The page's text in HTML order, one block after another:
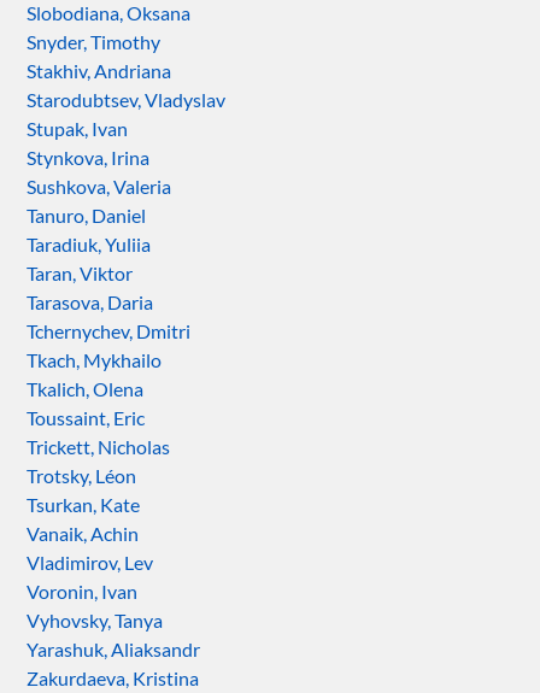
Slobodiana, Oksana
Snyder, Timothy
Stakhiv, Andriana
Starodubtsev, Vladyslav
Stupak, Ivan
Stynkova, Irina
Sushkova, Valeria
Tanuro, Daniel
Taradiuk, Yuliia
Taran, Viktor
Tarasova, Daria
Tchernychev, Dmitri
Tkach, Mykhailo
Tkalich, Olena
Toussaint, Eric
Trickett, Nicholas
Trotsky, Léon
Tsurkan, Kate
Vanaik, Achin
Vladimirov, Lev
Voronin, Ivan
Vyhovsky, Tanya
Yarashuk, Aliaksandr
Zakurdaeva, Kristina